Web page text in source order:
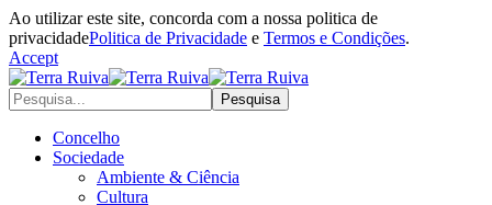
Ao utilizar este site, concorda com a nossa politica de
privacidadePolitica de Privacidade e Termos e Condições.
Accept
Concelho
Sociedade
Ambiente & Ciência
Cultura